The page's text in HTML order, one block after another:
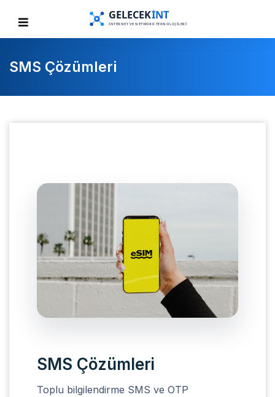
SMS Çözümleri
SMS Çözümleri
SMS Çözümleri
Toplu bilgilendirme SMS ve OTP